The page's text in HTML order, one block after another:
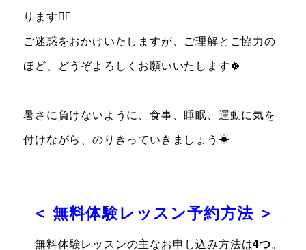
ります🙇‍♂️
ご迷惑をおかけいたしますが、ご理解とご協力の
ほど、どうぞよろしくお願いいたします🍀
暑さに負けないように、食事、睡眠、運動に気を
付けながら、のりきっていきましょう☀
＜ 無料体験レッスン予約方法 ＞
無料体験レッスンの主なお申し込み方法は4つ。